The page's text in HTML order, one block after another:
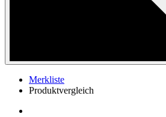
Merkliste
Produktvergleich